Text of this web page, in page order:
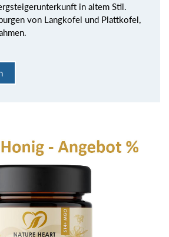
in altem Stil.
von Langkofel und Plattkofel,